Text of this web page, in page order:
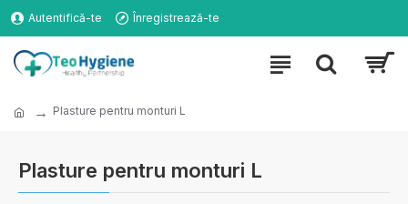
Autentifică-te Înregistrează-te
Plasture pentru monturi L
Plasture pentru monturi L